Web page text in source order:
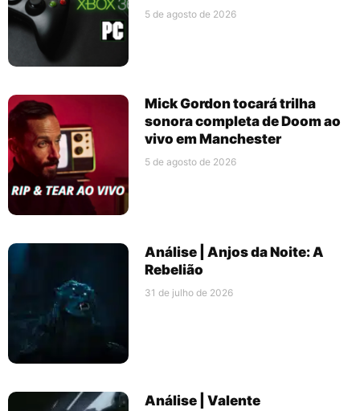
5 de agosto de 2026
Mick Gordon tocará trilha
sonora completa de Doom ao
vivo em Manchester
5 de agosto de 2026
Análise | Anjos da Noite: A
Rebelião
31 de julho de 2026
Análise | Valente